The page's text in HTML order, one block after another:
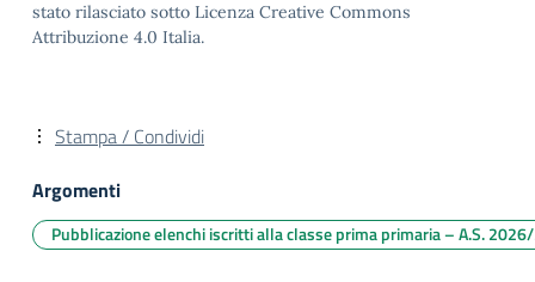
stato rilasciato sotto Licenza Creative Commons
Attribuzione 4.0 Italia.
Stampa / Condividi
Argomenti
Pubblicazione elenchi iscritti alla classe prima primaria – A.S.